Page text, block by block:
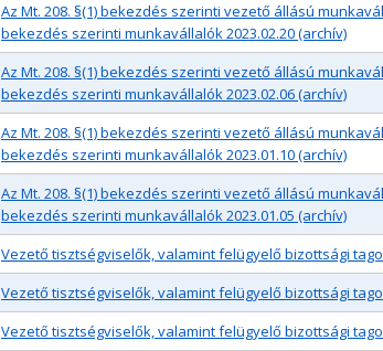
Az Mt. 208. §(1) bekezdés szerinti vezető állású
bekezdés szerinti munkavállalók 2023.02.20 (archív)
Az Mt. 208. §(1) bekezdés szerinti vezető állású
bekezdés szerinti munkavállalók 2023.02.06 (archív)
Az Mt. 208. §(1) bekezdés szerinti vezető állású
bekezdés szerinti munkavállalók 2023.01.10 (archív)
Az Mt. 208. §(1) bekezdés szerinti vezető állású
bekezdés szerinti munkavállalók 2023.01.05 (archív)
Vezető tisztségviselők, valamint felügyelő bizottsági
Vezető tisztségviselők, valamint felügyelő bizottsági
Vezető tisztségviselők, valamint felügyelő bizottsági